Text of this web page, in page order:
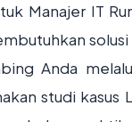
Manajer IT
Anda
studi kasus